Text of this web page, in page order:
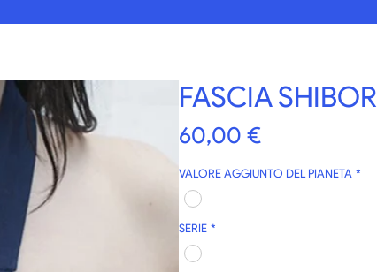
FASCIA
60,00 €Prezzo
VALORE AGGIUNTO DEL PIANETA *
SERIE *